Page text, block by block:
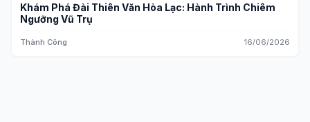
Khám Phá Đài Thiên Văn Hòa Lạc: Hành Trình Chiêm
Ngưỡng Vũ Trụ
Thành Công 16/06/2026